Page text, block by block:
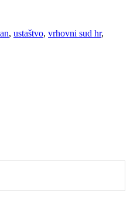
, ustaštvo, vrhovni sud hr,